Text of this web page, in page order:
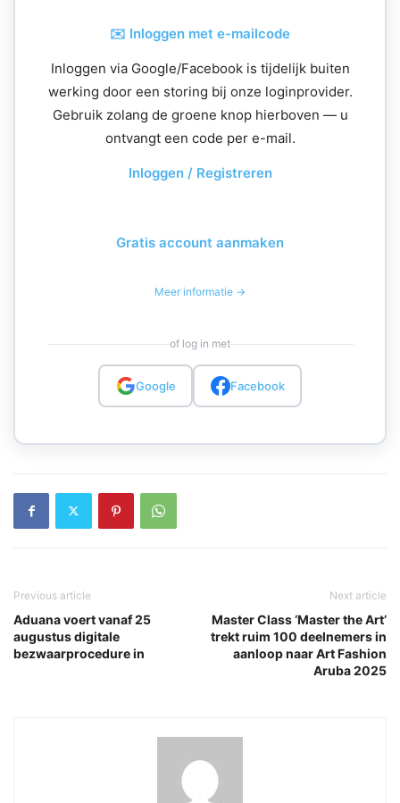
✉️ Inloggen met e-mailcode
Inloggen via Google/Facebook is tijdelijk buiten
werking door een storing bij onze loginprovider.
Gebruik zolang de groene knop hierboven — u
ontvangt een code per e-mail.
Inloggen / Registreren
Gratis account aanmaken
Meer informatie →
of log in met
Google Facebook
Previous article
Aduana voert vanaf 25
augustus digitale
bezwaarprocedure in
Next article
Master Class ‘Master the Art’
trekt ruim 100 deelnemers in
aanloop naar Art Fashion
Aruba 2025